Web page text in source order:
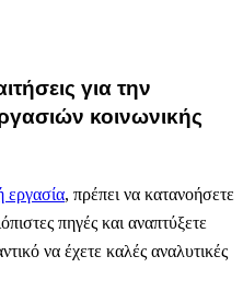
για την
κοινωνικής
εργασία, πρέπει να κατανοήσετε
πηγές και αναπτύξετε
να έχετε καλές αναλυτικές